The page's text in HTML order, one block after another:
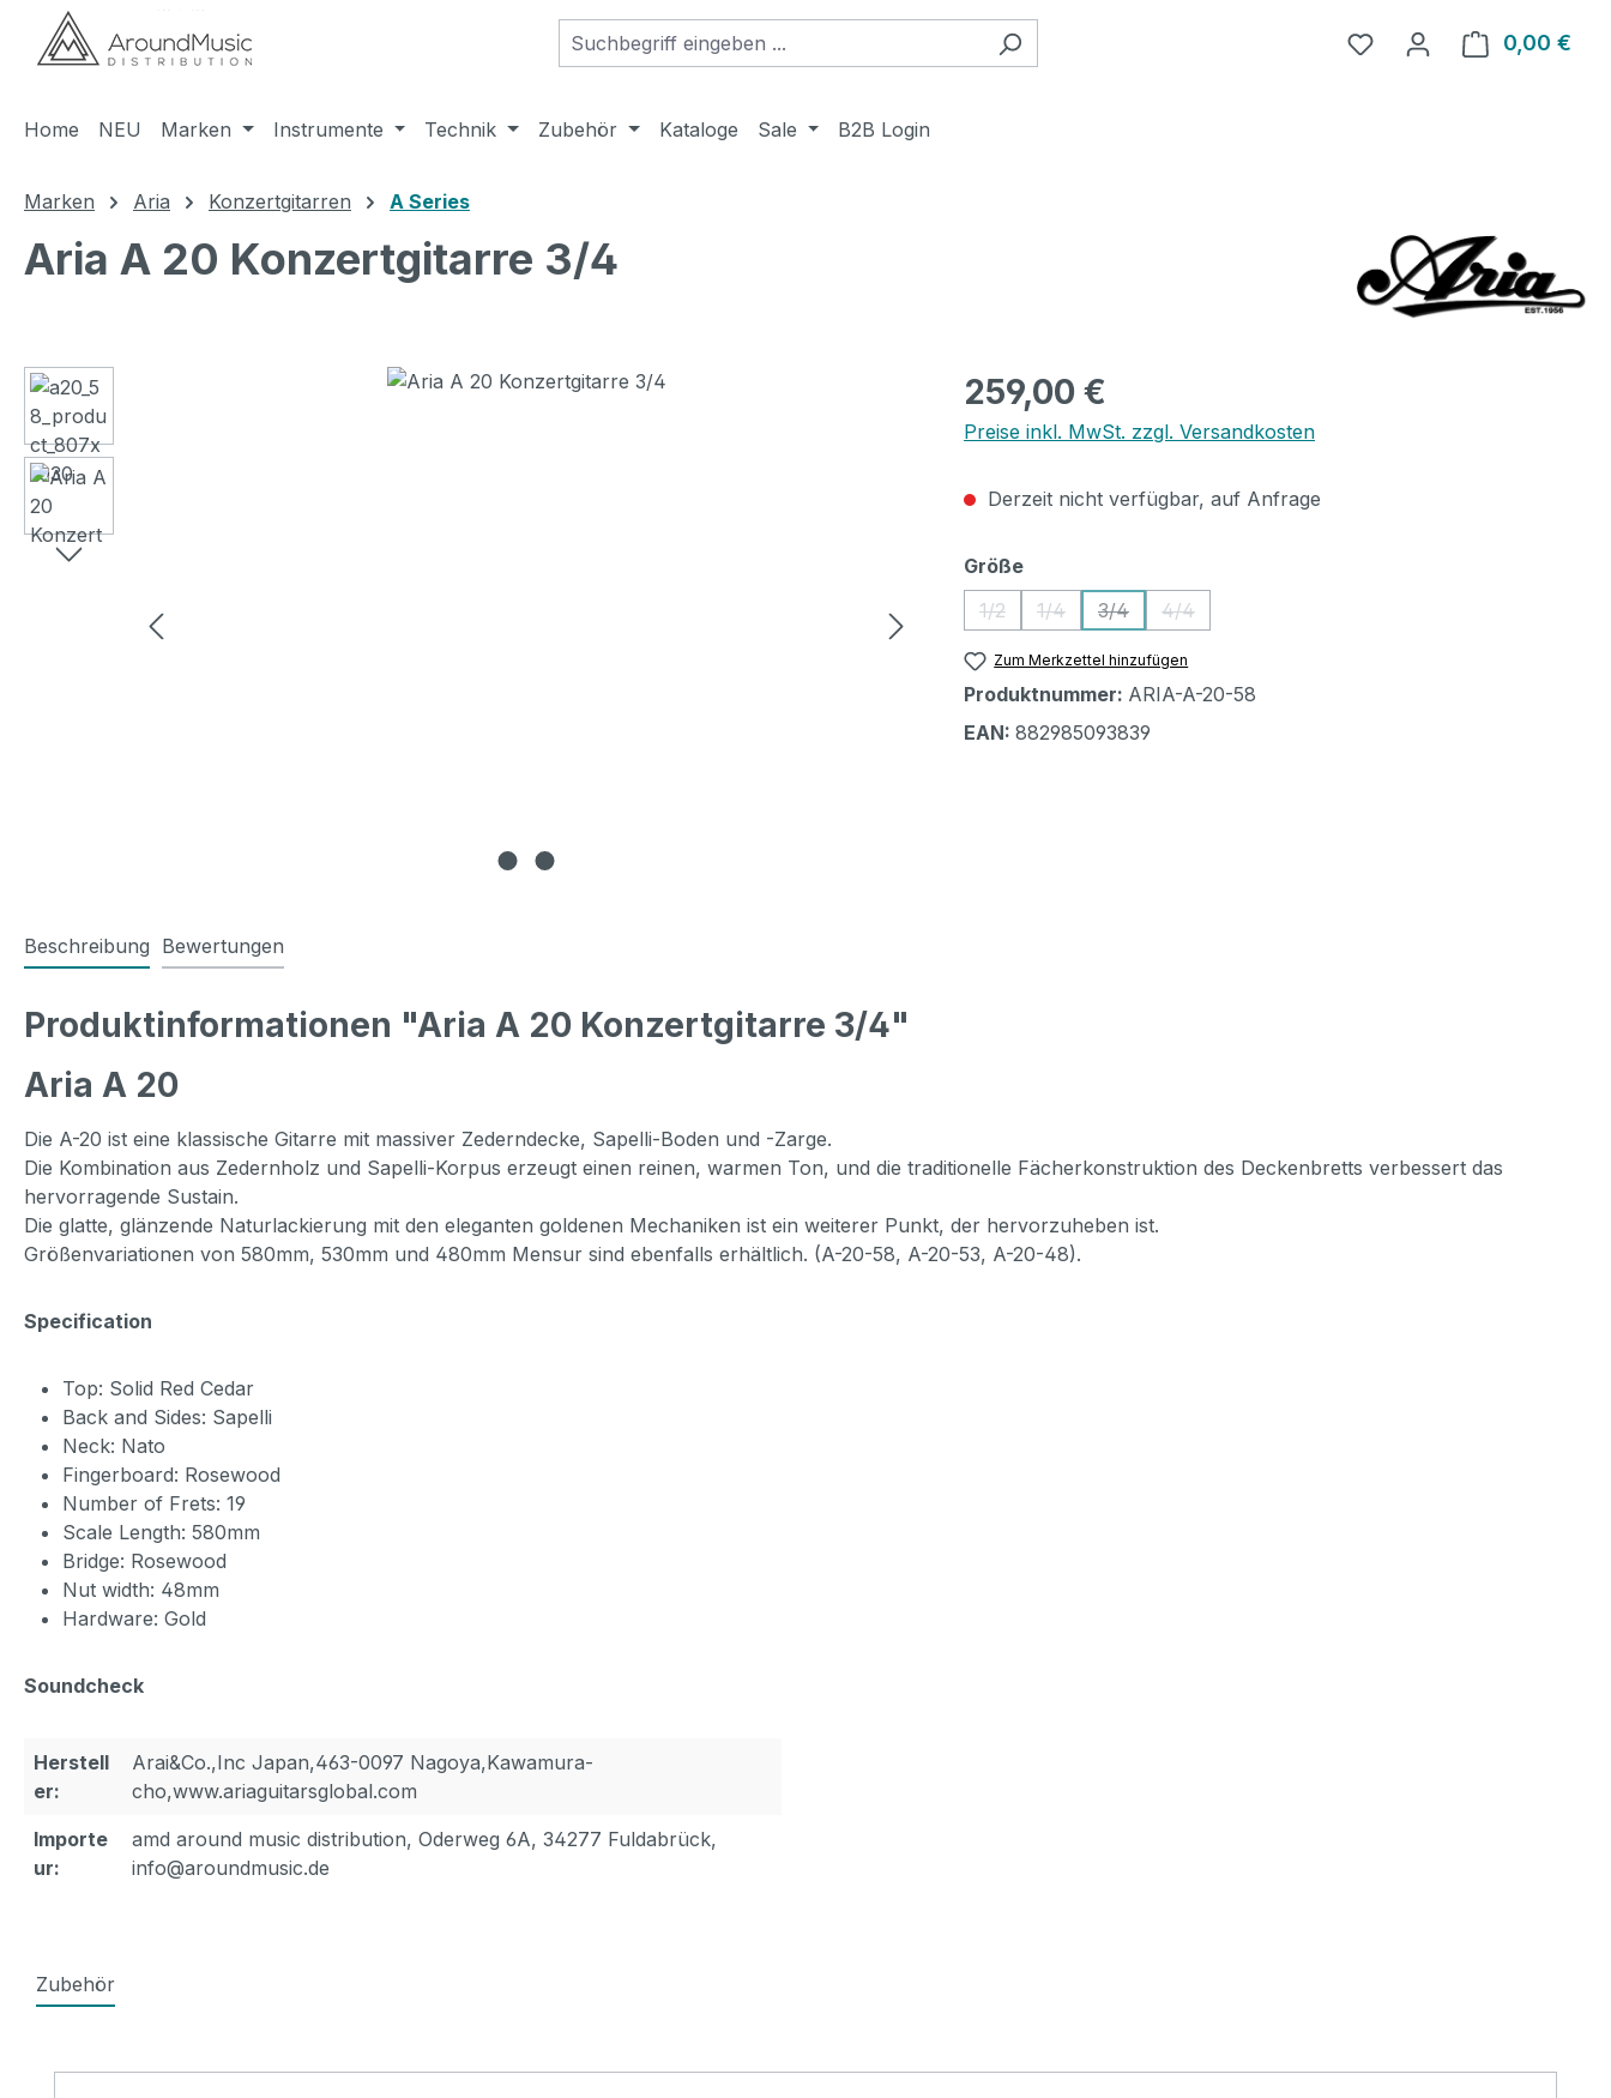
Hauptinhalt springen
Zur Suche springen
Zur Hauptnavigation springen
0,00 €
Home NEU Marken Instrumente Technik Zubehör Kataloge Sale B2B Login
Marken Aria Konzertgitarren A Series
Aria A 20 Konzertgitarre 3/4
Bildergalerie überspringen Regulärer Preis:
259,00 €
Preise inkl. MwSt. zzgl. Versandkosten
Derzeit nicht verfügbar, auf Anfrage
Größeauswählen
1/2
(Diese Option ist zurzeit nicht verfügbar.)
1/4
(Diese Option ist zurzeit nicht verfügbar.)
3/4
(Diese Option ist zurzeit nicht verfügbar.)
4/4
(Diese Option ist zurzeit nicht verfügbar.)
Zum Merkzettel hinzufügen
Produktnummer: ARIA-A-20-58
EAN: 882985093839
Beschreibung Bewertungen
Produktinformationen "Aria A 20 Konzertgitarre 3/4"
Aria A 20
Die A-20 ist eine klassische Gitarre mit massiver Zederndecke, Sapelli-Boden und -Zarge.
Die Kombination aus Zedernholz und Sapelli-Korpus erzeugt einen reinen, warmen Ton, und die traditionelle Fächerkonstruktion des Deckenbretts verbessert das
hervorragende Sustain.
Die glatte, glänzende Naturlackierung mit den eleganten goldenen Mechaniken ist ein weiterer Punkt, der hervorzuheben ist.
Größenvariationen von 580mm, 530mm und 480mm Mensur sind ebenfalls erhältlich. (A-20-58, A-20-53, A-20-48).
Specification
Top: Solid Red Cedar
Back and Sides: Sapelli
Neck: Nato
Fingerboard: Rosewood
Number of Frets: 19
Scale Length: 580mm
Bridge: Rosewood
Nut width: 48mm
Hardware: Gold
Soundcheck
Herstell
er:
Arai&Co.,Inc Japan,463-0097 Nagoya,Kawamura-
cho,www.ariaguitarsglobal.com
Importe
ur:
amd around music distribution, Oderweg 6A, 34277 Fuldabrück,
info@aroundmusic.de
Zubehör